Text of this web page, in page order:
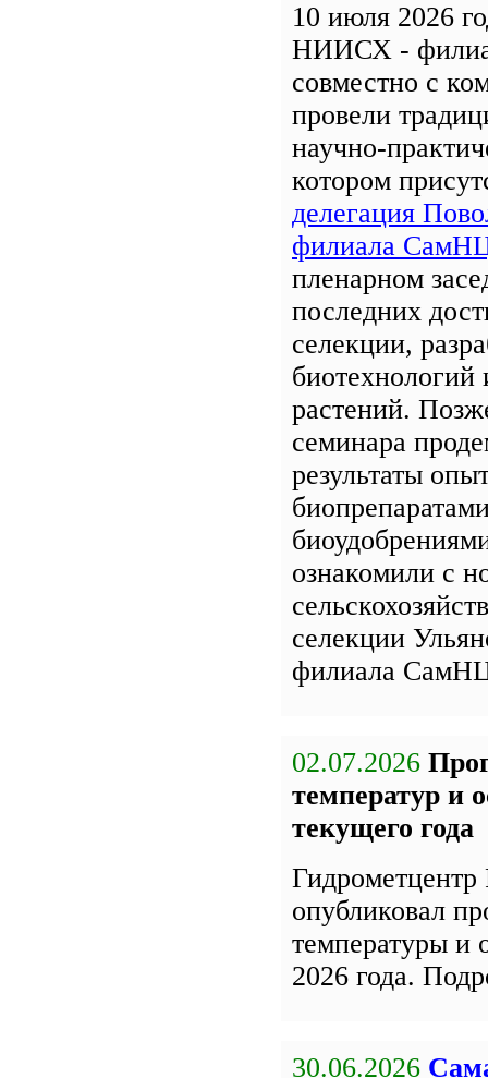
10 июля 2026
НИИСХ -
совместно с
провели
научно-
котором
делегация
филиала
пленарном
последних
селекции,
биотехнологий
растений.
семинара
результаты
ознакомили с
селекции
филиала
02.07.2026
температур и
текущего года
Гидрометцентр
опубликовал
температуры и
2026 года.
30.06.2026